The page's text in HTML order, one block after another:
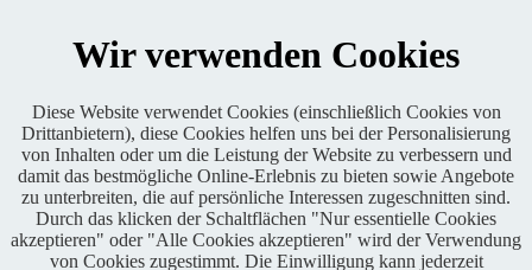
Enduro One Series Partner
Wir verwenden Cookies
Diese Website verwendet Cookies (einschließlich Cookies von
Drittanbietern), diese Cookies helfen uns bei der Personalisierung
von Inhalten oder um die Leistung der Website zu verbessern und
damit das bestmögliche Online-Erlebnis zu bieten sowie Angebote
zu unterbreiten, die auf persönliche Interessen zugeschnitten sind.
Durch das klicken der Schaltflächen "Nur essentielle Cookies
akzeptieren" oder "Alle Cookies akzeptieren" wird der Verwendung
von Cookies zugestimmt. Die Einwilligung kann jederzeit